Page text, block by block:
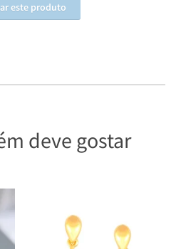
este produto
deve gostar